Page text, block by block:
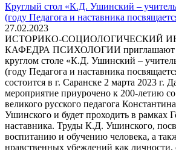
Круглый стол «К.Д. Ушинский – учитель
(году Педагога и наставника
27.02.2023
ИСТОРИКО-СОЦИОЛОГИЧЕСКИЙ
КАФЕДРА ПСИХОЛОГИИ приглашают
круглом столе «К.Д. Ушинский –
(году Педагога и наставника
состоится в г. Саранске 2 марта 2023 г.
мероприятие приурочено к 200-летию
великого русского педагога
Ушинского и будет проходить в рамках
наставника. Труды К.Д. Ушинского,
воспитанию и обучению человека, а
нравственных убеждений как личности,